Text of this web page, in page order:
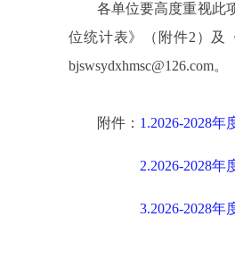
各单位要高度重视此项
位统计表》（附件2）及
bjswsydxhmsc@126.com。
附件： 1.2026-2028
2.2026-2028
3.2026-2028